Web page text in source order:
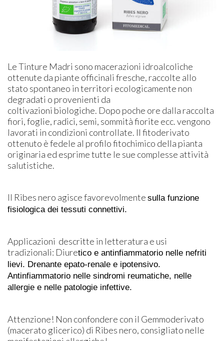
Le Tinture Madri sono macerazioni idroalcoliche
ottenute da piante officinali fresche, raccolte allo
stato spontaneo in territori ecologicamente non
degradati o provenienti da
coltivazioni biologiche. Dopo poche ore dalla raccolta
fiori, foglie, radici, semi, sommità fiorite ecc. vengono
lavorati in condizioni controllate. Il fitoderivato
ottenuto è fedele al profilo fitochimico della pianta
originaria ed esprime tutte le sue complesse attività
salutistiche.
Il Ribes nero agisce favorevolmentesulla funzione
fisiologica dei tessuti connettivi.
Applicazioni descritte in letteratura e usi
tradizionali: Diuretico e antinfiammatorio nelle nefriti
lievi. Drenante epato-renale e ipotensivo.
Antinfiammatorio nelle sindromi reumatiche, nelle
allergie e nelle patologie infettive.
Attenzione! Non confondere con il Gemmoderivato
(macerato glicerico) di Ribes nero, consigliato nelle